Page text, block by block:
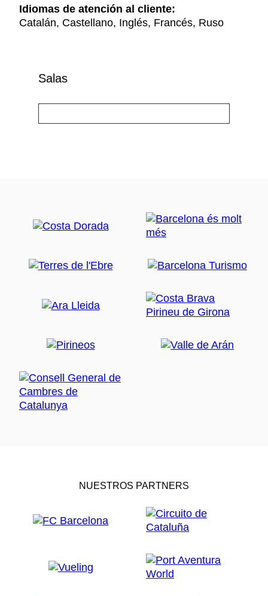
Idiomas de atención al cliente:
Catalán, Castellano, Inglés, Francés, Ruso
Salas
NUESTROS PARTNERS